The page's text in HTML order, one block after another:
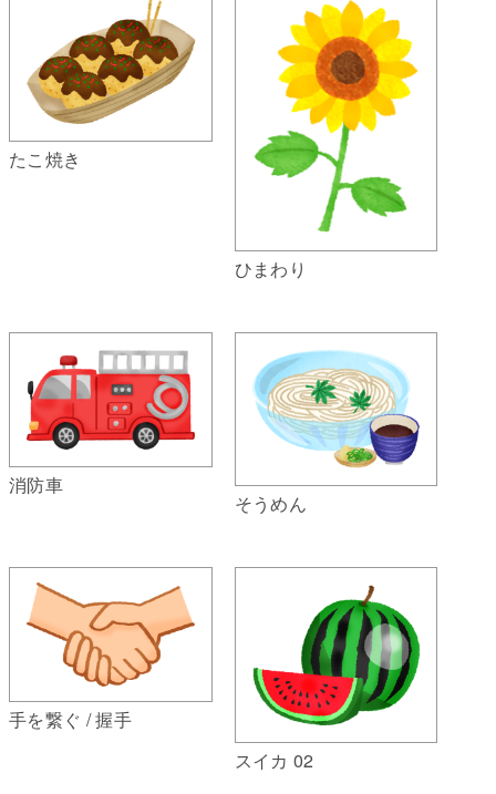
たこ焼き
ひまわり
消防車
そうめん
手を繋ぐ / 握手
スイカ 02